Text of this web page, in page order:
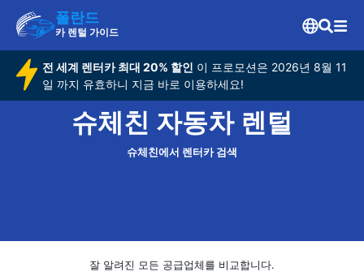
폴란드
카 렌털 가이드
전 세계 렌터카 최대 20% 할인 이 프로모션은 2026년 8월 11
일 까지 유효하니 지금 바로 이용하세요!
슈체친 자동차 렌털
슈체친에서 렌터카 검색
잘 알려진 모든 공급업체를 비교합니다.